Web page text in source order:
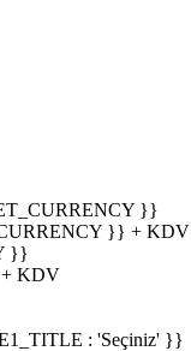
}}
}} + KDV
}}
KDV
: 'Seçiniz' }}